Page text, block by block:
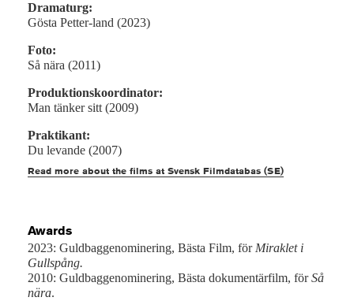
Dramaturg:
Gösta Petter-land (2023)
Foto:
Så nära (2011)
Produktionskoordinator:
Man tänker sitt (2009)
Praktikant:
Du levande (2007)
Read more about the films at Svensk Filmdatabas (SE)
Awards
2023: Guldbaggenominering, Bästa Film, för Miraklet i
Gullspång.
2010: Guldbaggenominering, Bästa dokumentärfilm, förSå
nära.